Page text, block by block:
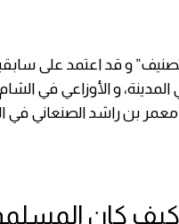
و قد اعتمد على
و الأوزاعي في
بن راشد الصنعاني في
كيف كان